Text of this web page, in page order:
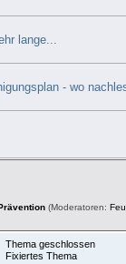
lange...
- wo
(Moderatoren:
Thema geschlossen
Fixiertes Thema